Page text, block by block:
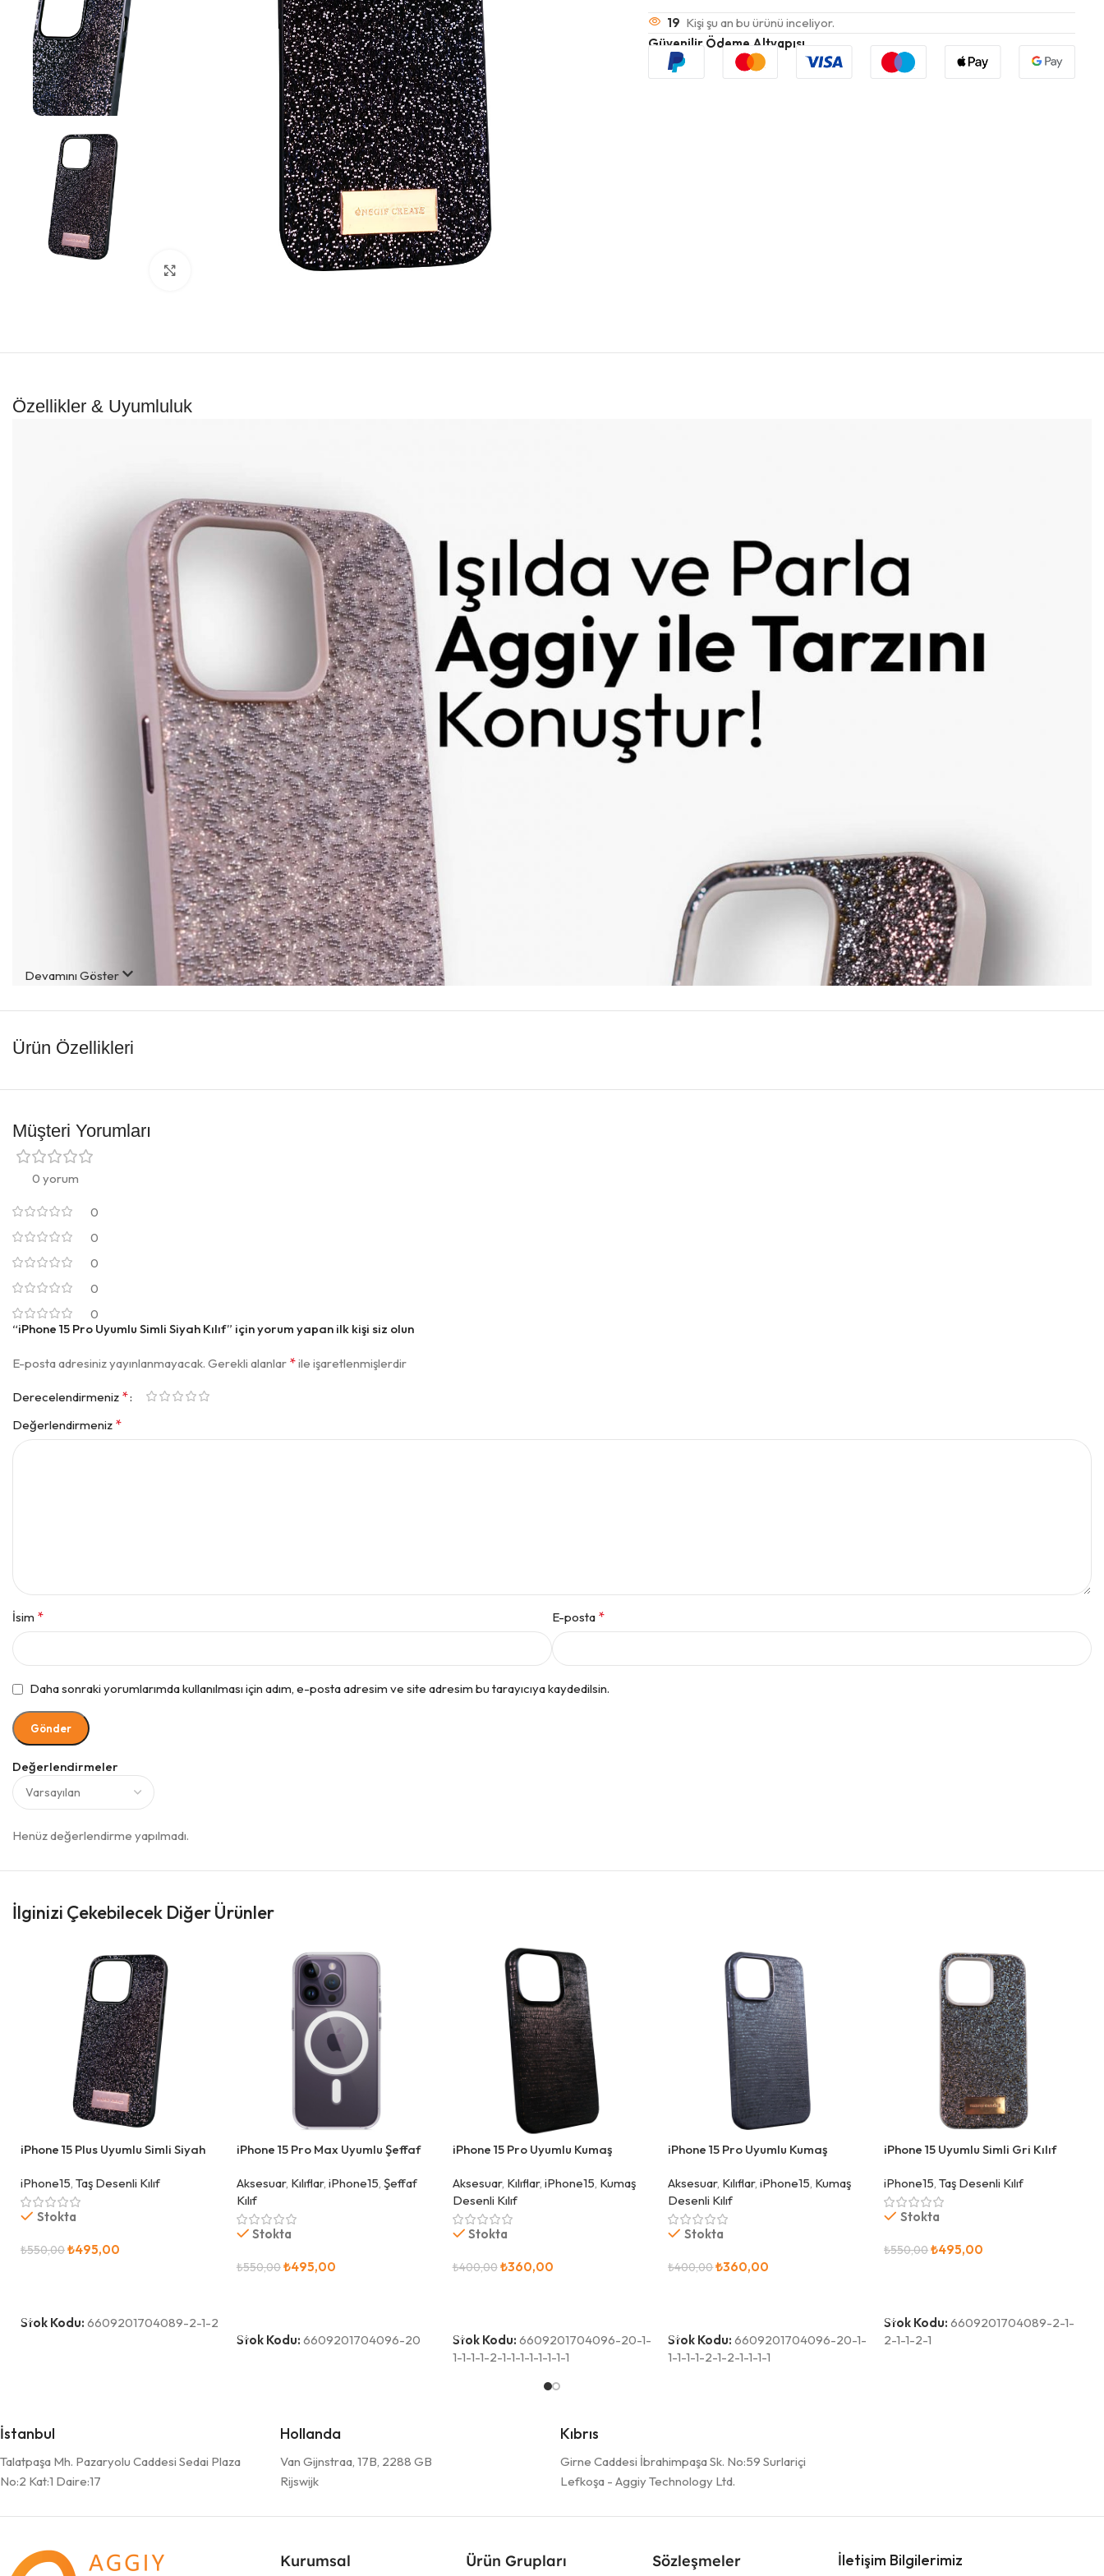
Büyütmek için tıklayın
19 Kişi şu an bu ürünü inceliyor.
Güvenilir Ödeme Altyapısı
Özellikler & Uyumluluk
Devamını Göster
Ürün Özellikleri
Müşteri Yorumları
0 yorum
0
0
0
0
0
Değerlendirmeler
Henüz değerlendirme yapılmadı.
“iPhone 15 Pro Uyumlu Simli Siyah Kılıf” için yorum yapan ilk kişi siz olun
E-posta adresiniz yayınlanmayacak. Gerekli alanlar *ile işaretlenmişlerdir
Derecelendirmeniz *
Değerlendirmeniz *
İsim * E-posta *
Daha sonraki yorumlarımda kullanılması için adım, e-posta adresim ve site adresim bu tarayıcıya kaydedilsin.
İlginizi Çekebilecek Diğer Ürünler
iPhone 15 Plus Uyumlu Simli Siyah
iPhone15, Taş Desenli Kılıf
Stokta
₺550,00₺495,00
Stok Kodu: 6609201704089-2-1-2
iPhone 15 Pro Max Uyumlu Şeffaf
Aksesuar, Kılıflar, iPhone15, Şeffaf
Kılıf
Stokta
₺550,00₺495,00
Stok Kodu: 6609201704096-20
iPhone 15 Pro Uyumlu Kumaş
Aksesuar, Kılıflar, iPhone15, Kumaş
Desenli Kılıf
Stokta
₺400,00₺360,00
Stok Kodu: 6609201704096-20-1-
1-1-1-1-2-1-1-1-1-1-1-1-1
iPhone 15 Pro Uyumlu Kumaş
Aksesuar, Kılıflar, iPhone15, Kumaş
Desenli Kılıf
Stokta
₺400,00₺360,00
Stok Kodu:6609201704096-20-1-
1-1-1-1-2-1-2-1-1-1-1
iPhone 15 Uyumlu Simli Gri Kılıf
iPhone15, Taş Desenli Kılıf
Stokta
₺550,00₺495,00
Stok Kodu:6609201704089-2-1-
2-1-1-2-1
İstanbul
Talatpaşa Mh. Pazaryolu Caddesi Sedai Plaza
No:2 Kat:1 Daire:17
Hollanda
Van Gijnstraa, 17B, 2288 GB
Rijswijk
Kıbrıs
Girne Caddesi İbrahimpaşa Sk. No:59 Surlariçi
Lefkoşa - Aggiy Technology Ltd.
Kurumsal Ürün Grupları Sözleşmeler İletişim Bilgilerimiz